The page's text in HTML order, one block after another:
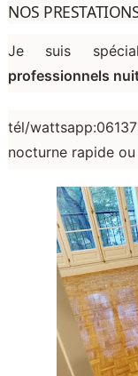
NOS
Je suis
professionnels
tél/
nocturne rapide